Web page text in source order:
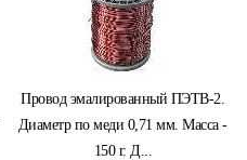
Провод эмалированный ПЭТВ-2.
Диаметр по меди 0,71 мм. Масса -
150 г. Д...